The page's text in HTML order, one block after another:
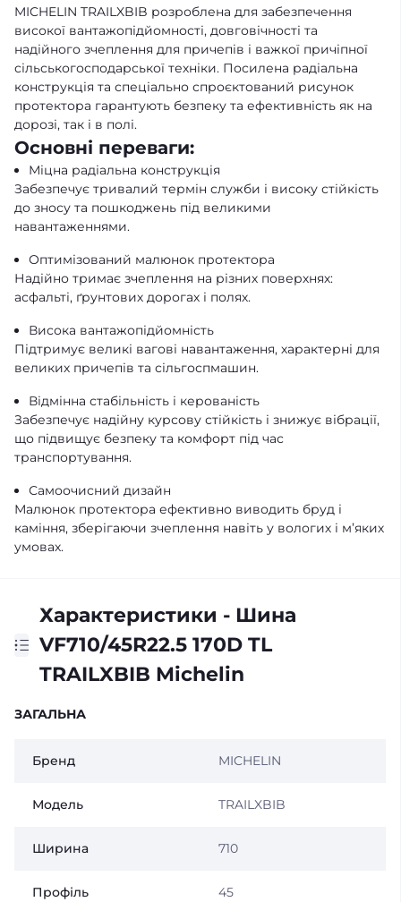
MICHELIN TRAILXBIB розроблена для забезпечення
високої вантажопідйомності, довговічності та
надійного зчеплення для причепів і важкої причіпної
сільськогосподарської техніки. Посилена радіальна
конструкція та спеціально спроєктований рисунок
протектора гарантують безпеку та ефективність як на
дорозі, так і в полі.
Основні переваги:
Міцна радіальна конструкція
Забезпечує тривалий термін служби і високу стійкість
до зносу та пошкоджень під великими
навантаженнями.
Оптимізований малюнок протектора
Надійно тримає зчеплення на різних поверхнях:
асфальті, ґрунтових дорогах і полях.
Висока вантажопідйомність
Підтримує великі вагові навантаження, характерні для
великих причепів та сільгоспмашин.
Відмінна стабільність і керованість
Забезпечує надійну курсову стійкість і знижує вібрації,
що підвищує безпеку та комфорт під час
транспортування.
Самоочисний дизайн
Малюнок протектора ефективно виводить бруд і
каміння, зберігаючи зчеплення навіть у вологих і м’яких
умовах.
Характеристики - Шина
VF710/45R22.5 170D TL
TRAILXBIB Michelin
ЗАГАЛЬНА
Бренд MICHELIN
Модель TRAILXBIB
Ширина 710
Профіль 45